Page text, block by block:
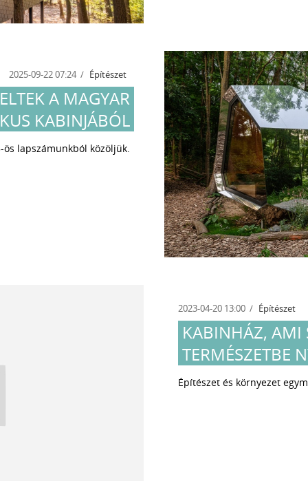
2025-09-22 07:24 Építészet
A MAGYAR
KABINJÁBÓL
ös lapszámunkból közöljük.
2023-04-20 13:00 Építészet
KABINHÁZ, AMI
TERMÉSZETBE
Építészet és környezet